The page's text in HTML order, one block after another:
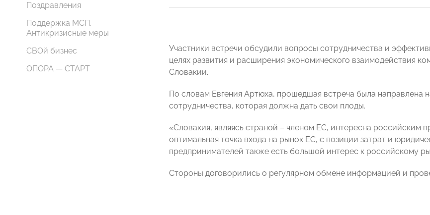
Поздравления
Поддержка МСП.
Антикризисные меры
СВОй бизнес
ОПОРА — СТАРТ
Участники встречи обсудили вопросы сотрудничества и
целях развития и расширения экономического взаимодействия
Словакии.
По словам Евгения Артюха, прошедшая встреча была направлена
сотрудничества, которая должна дать свои плоды.
«Словакия, являясь страной – членом ЕС, интересна российским
оптимальная точка входа на рынок ЕС, с позиции затрат и
предпринимателей также есть большой интерес к российскому
Стороны договорились о регулярном обмене информацией и